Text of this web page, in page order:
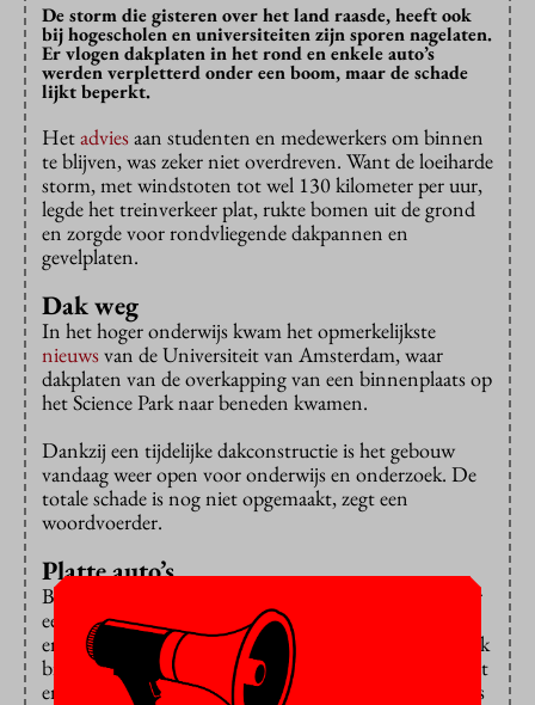
De storm die gisteren over het land raasde, heeft ook
bij hogescholen en universiteiten zijn sporen nagelaten.
Er vlogen dakplaten in het rond en enkele auto’s
werden verpletterd onder een boom, maar de schade
lijkt beperkt.
Hetadviesaan studenten en medewerkers om binnen
te blijven, was zeker niet overdreven. Want de loeiharde
storm, met windstoten tot wel 130 kilometer per uur,
legde het treinverkeer plat, rukte bomen uit de grond
en zorgde voor rondvliegende dakpannen en
gevelplaten.
Dak weg
In het hoger onderwijs kwam het opmerkelijkste
nieuwsvan de Universiteit van Amsterdam, waar
dakplaten van de overkapping van een binnenplaats op
het Science Park naar beneden kwamen.
Dankzij een tijdelijke dakconstructie is het gebouw
vandaag weer open voor onderwijs en onderzoek. De
totale schade is nog niet opgemaakt, zegt een
woordvoerder.
Platte auto’s
Bij de TU Delft werden twee auto’s
onder
een forse boom, waaide een zonnepaneel van het dak
en lieten de gevelplaten van een studentenflat los. Ook
bij het Polakgebouw van de Erasmus Universiteit – dat
enkele maanden geleden al even werd gesloten wegens